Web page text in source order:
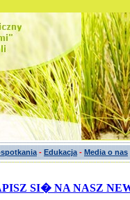
- Edukacja - Media o nas
SI� NA NASZ